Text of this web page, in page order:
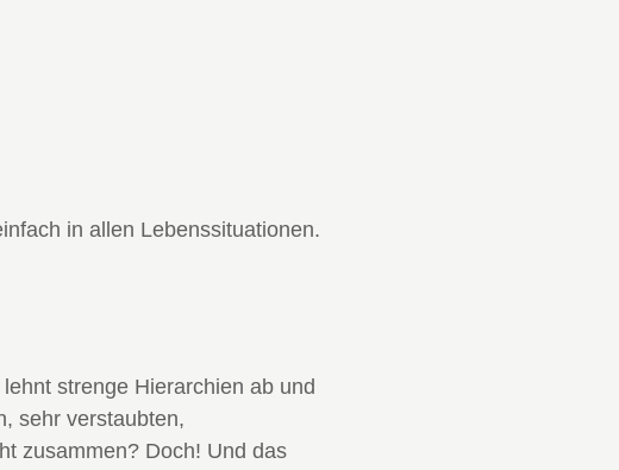
in allen Lebenssituationen.
strenge Hierarchien ab und
sehr verstaubten,
zusammen? Doch! Und das